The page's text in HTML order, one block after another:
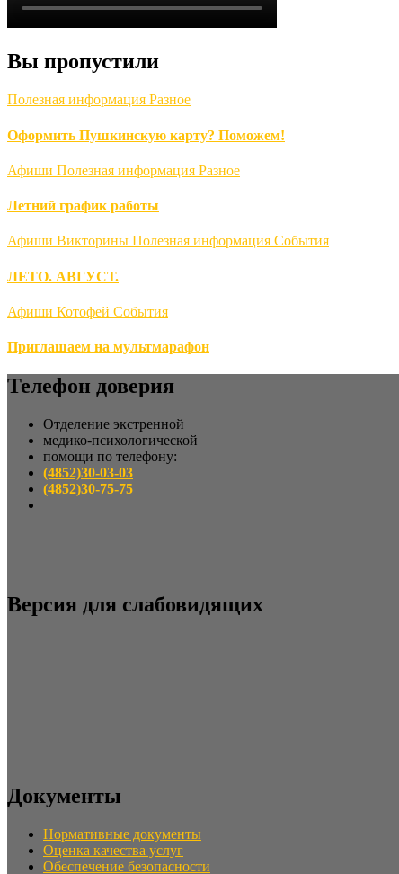
Вы пропустили
Полезная информация Разное
Оформить Пушкинскую карту? Поможем!
Афиши Полезная информация Разное
Летний график работы
Афиши Викторины Полезная информация События
ЛЕТО. АВГУСТ.
Афиши Котофей События
Приглашаем на мультмарафон
Телефон доверия
Отделение экстренной
медико-психологической
помощи по телефону:
(4852)30-03-03
(4852)30-75-75
Версия для слабовидящих
Документы
Нормативные документы
Оценка качества услуг
Обеспечение безопасности